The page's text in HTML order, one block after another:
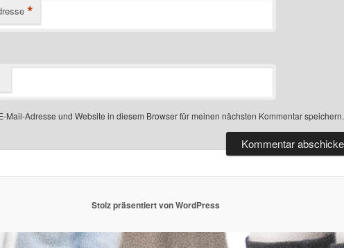
*
Mail-Adresse und Website in diesem Browser für meinen nächsten Kommentar speichern.
Stolz präsentiert von WordPress